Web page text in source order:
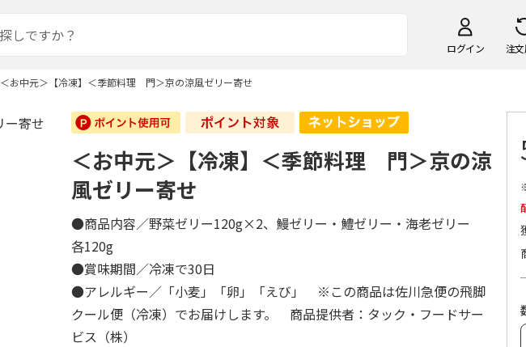
ログイン 注
＜お中元＞【冷凍】＜季節料理 門＞京の涼風ゼリー寄せ
＜お中元＞【冷凍】＜季節料理 門＞京の涼
風ゼリー寄せ
●商品内容／野菜ゼリー120g×2、鰻ゼリー・鱧ゼリー・海老ゼリー
各120g
●賞味期間／冷凍で30日
●アレルギー／「小麦」「卵」「えび」 ※この商品は佐川急便の飛脚
クール便（冷凍）でお届けします。 商品提供者：タック・フードサー
ビス（株）